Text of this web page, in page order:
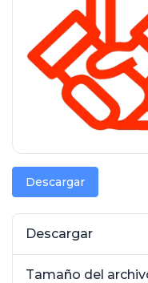
Descargar
Descargar
Tamaño del